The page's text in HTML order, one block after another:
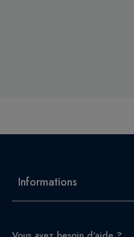
Informations